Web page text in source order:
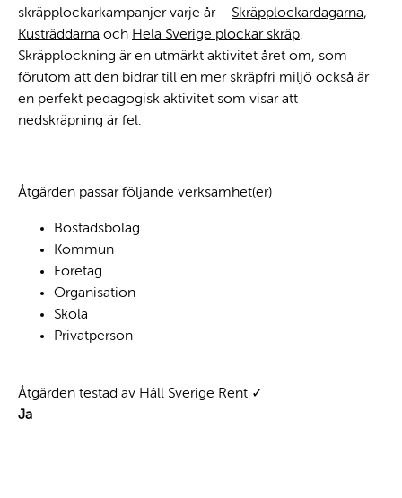
skräpplockarkampanjer varje år – Skräpplockardagarna,
Kusträddarna och Hela Sverige plockar skräp.
Skräpplockning är en utmärkt aktivitet året om, som
förutom att den bidrar till en mer skräpfri miljö också är
en perfekt pedagogisk aktivitet som visar att
nedskräpning är fel.
Åtgärden passar följande verksamhet(er)
Bostadsbolag
Kommun
Företag
Organisation
Skola
Privatperson
Åtgärden testad av Håll Sverige Rent ✓
Ja